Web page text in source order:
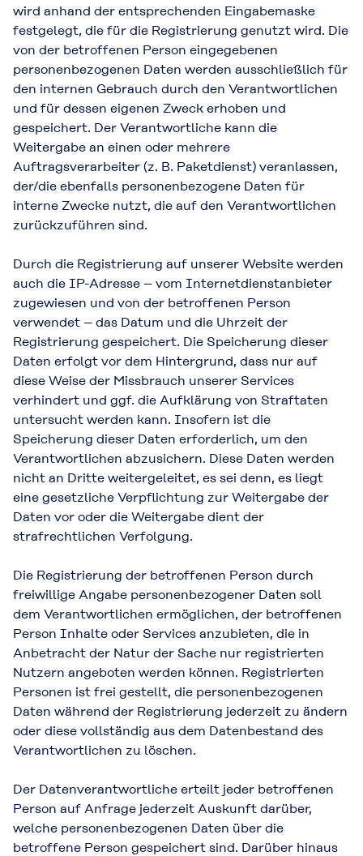
wird anhand der entsprechenden Eingabemaske
festgelegt, die für die Registrierung genutzt wird. Die
von der betroffenen Person eingegebenen
personenbezogenen Daten werden ausschließlich für
den internen Gebrauch durch den Verantwortlichen
und für dessen eigenen Zweck erhoben und
gespeichert. Der Verantwortliche kann die
Weitergabe an einen oder mehrere
Auftragsverarbeiter (z. B. Paketdienst) veranlassen,
der/die ebenfalls personenbezogene Daten für
interne Zwecke nutzt, die auf den Verantwortlichen
zurückzuführen sind.
Durch die Registrierung auf unserer Website werden
auch die IP-Adresse – vom Internetdienstanbieter
zugewiesen und von der betroffenen Person
verwendet – das Datum und die Uhrzeit der
Registrierung gespeichert. Die Speicherung dieser
Daten erfolgt vor dem Hintergrund, dass nur auf
diese Weise der Missbrauch unserer Services
verhindert und ggf. die Aufklärung von Straftaten
untersucht werden kann. Insofern ist die
Speicherung dieser Daten erforderlich, um den
Verantwortlichen abzusichern. Diese Daten werden
nicht an Dritte weitergeleitet, es sei denn, es liegt
eine gesetzliche Verpflichtung zur Weitergabe der
Daten vor oder die Weitergabe dient der
strafrechtlichen Verfolgung.
Die Registrierung der betroffenen Person durch
freiwillige Angabe personenbezogener Daten soll
dem Verantwortlichen ermöglichen, der betroffenen
Person Inhalte oder Services anzubieten, die in
Anbetracht der Natur der Sache nur registrierten
Nutzern angeboten werden können. Registrierten
Personen ist frei gestellt, die personenbezogenen
Daten während der Registrierung jederzeit zu ändern
oder diese vollständig aus dem Datenbestand des
Verantwortlichen zu löschen.
Der Datenverantwortliche erteilt jeder betroffenen
Person auf Anfrage jederzeit Auskunft darüber,
welche personenbezogenen Daten über die
betroffene Person gespeichert sind. Darüber hinaus